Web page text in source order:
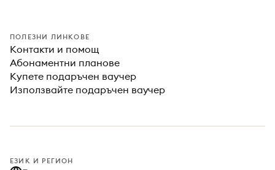
ПОЛЕЗНИ ЛИНКОВЕ
Контакти и помощ
Абонаментни планове
Купете подаръчен ваучер
Използвайте подаръчен ваучер
ЕЗИК И РЕГИОН